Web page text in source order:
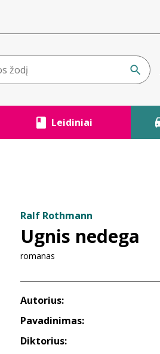
Leidiniai
Ralf Rothmann
Ugnis nedega
romanas
Autorius:
Pavadinimas:
Diktorius: